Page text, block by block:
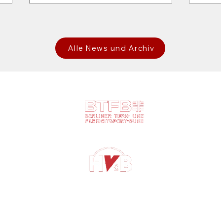
🎈 Wir holen das Kinderfest
des SV Buckow nach!
Alle News und Archiv